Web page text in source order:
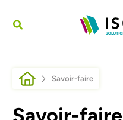
Fil d'Ariane
Savoir-faire